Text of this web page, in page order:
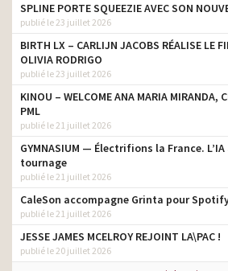
SPLINE PORTE SQUEEZIE AVEC SON
publié le 23 juillet 2026
BIRTH LX – CARLIJN JACOBS RÉALISE LE
OLIVIA RODRIGO
publié le 23 juillet 2026
KINOU – WELCOME ANA MARIA MIRANDA,
PML
publié le 21 juillet 2026
GYMNASIUM — Électrifions la France.
tournage
publié le 21 juillet 2026
CaleSon accompagne Grinta pour
publié le 21 juillet 2026
JESSE JAMES MCELROY REJOINT LA\PAC !
publié le 20 juillet 2026